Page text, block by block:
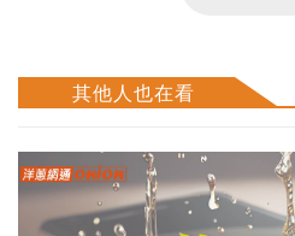
其他人也在看